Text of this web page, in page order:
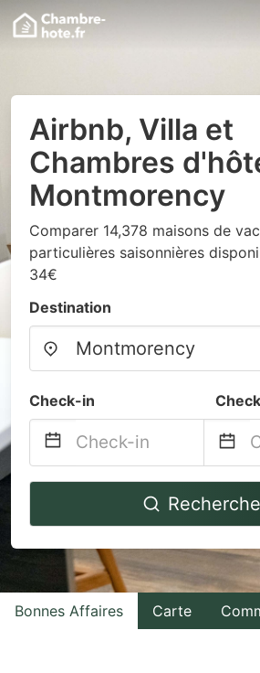
Airbnb, Villa et
Chambres
Montmorency
Comparer 14,378 maisons de
particulières saisonnières
34€
Destination
Check-in
Navigate
to
interact
with
the
Bonnes Affaires Carte